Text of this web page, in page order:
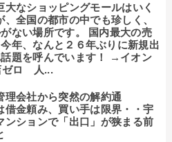
大なショッピングモールはいく
全国の都市の中でも珍しく、
ない場所です。 国内最大の売
年、なんと２６年ぶりに新規出
題を呼んでいます！ →イオン
ゼロ 人...
理会社から突然の解約通
借金頼み、買い手は限界・・宇
ンションで「出口」が狭まる前